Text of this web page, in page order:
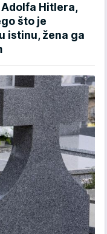
Hitlera,
što je
istinu, žena ga